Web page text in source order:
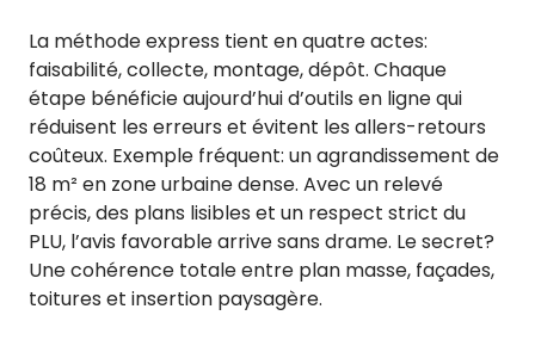
La méthode express tient en quatre actes:
faisabilité, collecte, montage, dépôt. Chaque
étape bénéficie aujourd’hui d’outils en ligne qui
réduisent les erreurs et évitent les allers-retours
coûteux. Exemple fréquent: un agrandissement de
18 m² en zone urbaine dense. Avec un relevé
précis, des plans lisibles et un respect strict du
PLU, l’avis favorable arrive sans drame. Le secret?
Une cohérence totale entre plan masse, façades,
toitures et insertion paysagère.